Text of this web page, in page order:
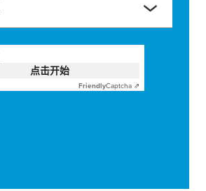
点击开始
FriendlyCaptcha ⇗